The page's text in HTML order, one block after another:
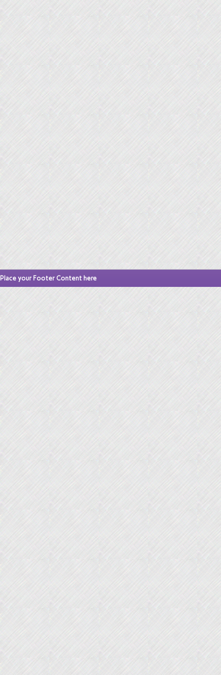
Place your Footer Content here